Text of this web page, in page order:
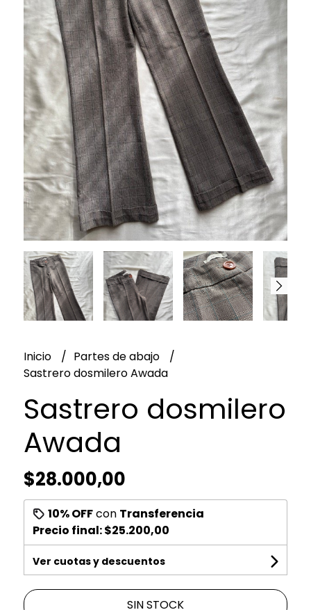
Inicio
Partes de abajo
Sastrero dosmilero Awada
Sastrero dosmilero
Awada
$28.000,00
10% OFFcon Transferencia
Precio final:$25.200,00
Ver cuotas y descuentos
SIN STOCK